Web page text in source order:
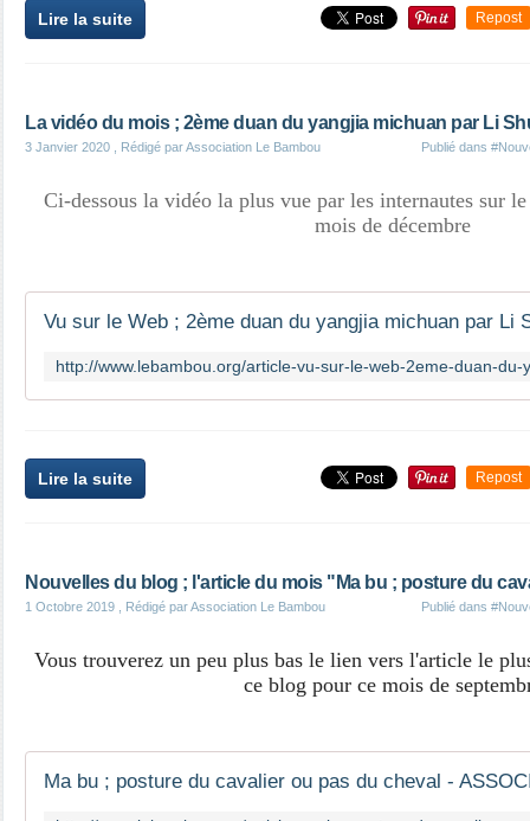
Lire la suite Repost
La vidéo du mois ; 2ème duan du yangjia michuan par Li
3 Janvier 2020 , Rédigé par Association Le Bambou Publié dans
Ci-dessous la vidéo la plus vue par les internautes sur
mois de décembre
Lire la suite Repost
Nouvelles du blog ; l'article du mois "Ma bu ; posture du
1 Octobre 2019 , Rédigé par Association Le Bambou Publié dans
Vous trouverez un peu plus bas le lien vers l'article le
ce blog pour ce mois de
Ma bu ; posture du cavalier ou pas du cheval -